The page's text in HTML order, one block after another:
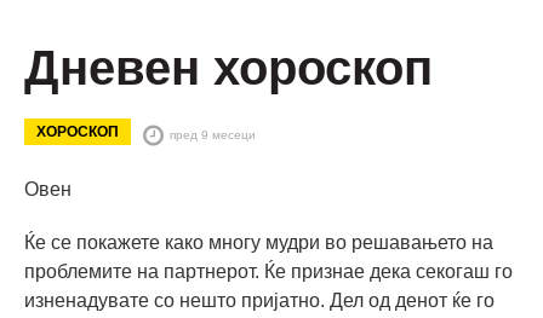
Дневен хороскоп
ХОРОСКОП пред 9 месеци
Овен
Ќе се покажете како многу мудри во решавањето на
проблемите на партнерот. Ќе признае дека секогаш го
изненадувате со нешто пријатно. Дел од денот ќе го